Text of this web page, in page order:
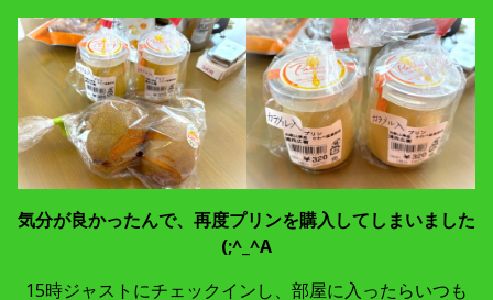
気分が良かったんで、再度プリンを購入してしまいました
(;^_^A
15時ジャストにチェックインし、部屋に入ったらいつも